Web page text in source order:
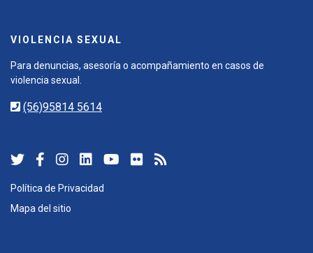
VIOLENCIA SEXUAL
Para denuncias, asesoría o acompañamiento en casos de
violencia sexual.
(56)95814 5614
Política de Privacidad
Mapa del sitio